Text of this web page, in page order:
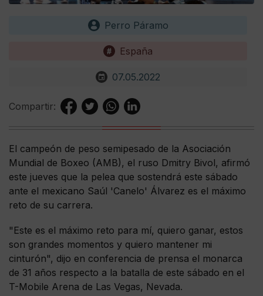
Perro Páramo
España
07.05.2022
Compartir:
El campeón de peso semipesado de la Asociación
Mundial de Boxeo (AMB), el ruso Dmitry Bivol, afirmó
este jueves que la pelea que sostendrá este sábado
ante el mexicano Saúl 'Canelo' Álvarez es el máximo
reto de su carrera.
"Este es el máximo reto para mí, quiero ganar, estos
son grandes momentos y quiero mantener mi
cinturón", dijo en conferencia de prensa el monarca
de 31 años respecto a la batalla de este sábado en el
T-Mobile Arena de Las Vegas, Nevada.